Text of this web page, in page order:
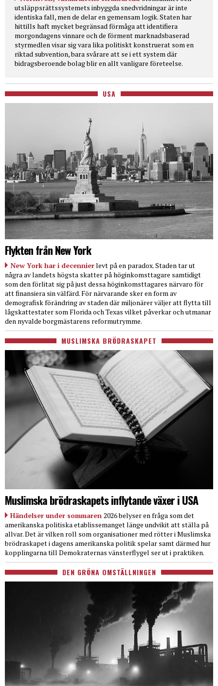
utsläppsrättssystemets inbyggda snedvridningar är inte
identiska fall, men de delar en gemensam logik. Staten har
hittills haft mycket begränsad förmåga att identifiera
morgondagens vinnare och de förment marknadsbaserad
styrmedlen visar sig vara lika politiskt konstruerat som en
riktad subvention, bara svårare att se i ett system där
bidragsberoende bolag blir en allt vanligare företeelse.
USA
Flykten från New York
New York har i decennierlevt på en paradox. Staden tar ut
några av landets högsta skatter på höginkomsttagare samtidigt
som den förlitat sig på just dessa höginkomsttagares närvaro för
att finansiera sin välfärd. För närvarande sker en form av
demografisk förändring av staden där miljonärer väljer att flytta till
lågskattestater som Florida och Texas vilket påverkar och utmanar
den nyvalde borgmästarens reformutrymme.
MUSLIMSKA BRÖDRASKAPET
Muslimska brödraskapets inflytande växer i USA
Händelser under sommaren 2026 belyser en fråga som det
amerikanska politiska etablissemanget länge undvikit att ställa på
allvar. Det är vilken roll som organisationer med rötter i Muslimska
brödraskapet i dagens amerikanska politik spelar samt därmed hur
kopplingarna till Demokraternas vänsterflygel ser ut i praktiken.
DEN GRÖNA OMSTÄLLNINGEN